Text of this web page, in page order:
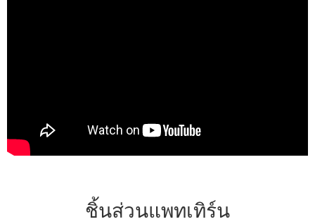
ชิ้นส่วนแพทเทิร์น